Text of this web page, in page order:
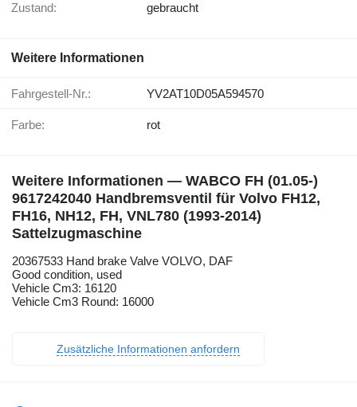
Zustand: gebraucht
Weitere Informationen
Fahrgestell-Nr.: YV2AT10D05A594570
Farbe: rot
Weitere Informationen — WABCO FH (01.05-)
9617242040 Handbremsventil für Volvo FH12,
FH16, NH12, FH, VNL780 (1993-2014)
Sattelzugmaschine
20367533 Hand brake Valve VOLVO, DAF
Good condition, used
Vehicle Cm3: 16120
Vehicle Cm3 Round: 16000
Zusätzliche Informationen anfordern